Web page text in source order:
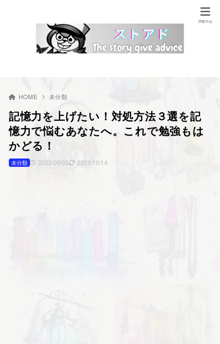
HOME 未分類
記憶力を上げたい！対処方法３選を記
憶力で悩むあなたへ。これで勉強もは
かどる！
2023/09/02 2023/10/14
未分類